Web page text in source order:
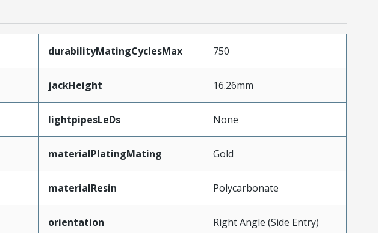
durabilityMatingCyclesMax 750
jackHeight 16.26mm
lightpipesLeDs None
materialPlatingMating Gold
materialResin Polycarbonate
orientation Right Angle (Side Entry)